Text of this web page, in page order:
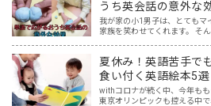
うち英会話の意外な
我が家の小1男子は、とてもマ
家族を笑わせてくれます。 そ
夏休み！英語苦手で
食い付く英語絵本5選
withコロナが続く中、今年もも
東京オリンピックも控える中